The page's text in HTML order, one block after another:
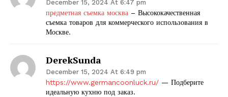
December 15, 2024 At 6:47 pm
предметная съемка москва – Высококачественная
съемка товаров для коммерческого использования в
Москве.
DerekSunda
December 15, 2024 At 6:49 pm
https://www.germancoonluck.ru/ — Подберите
идеальную кухню под заказ.